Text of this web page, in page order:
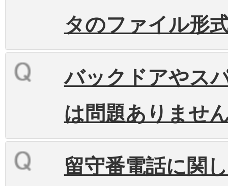
タのファイル形
バックドアやス
は問題ありませ
留守番電話に関